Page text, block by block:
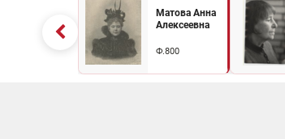
Матова Анна
Алексеевна
Ф.800